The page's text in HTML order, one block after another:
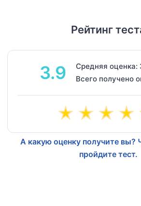
Рейтинг
3.9
Средняя оценка:
Всего получено
А какую оценку получите вы?
пройдите тест.